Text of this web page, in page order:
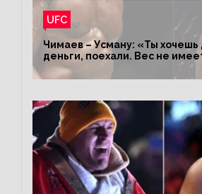
UFC
Чимаев – Усману: «Ты хочешь
деньги, поехали. Вес не
король»